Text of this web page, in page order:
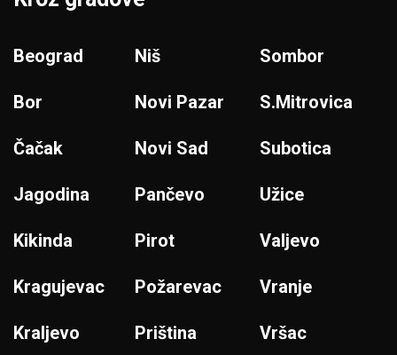
Beograd
Bor
Čačak
Jagodina
Kikinda
Kragujevac
Kraljevo
Niš
Novi Pazar
Novi Sad
Pančevo
Pirot
Požarevac
Priština
Sombor
S.Mitrovica
Subotica
Užice
Valjevo
Vranje
Vršac